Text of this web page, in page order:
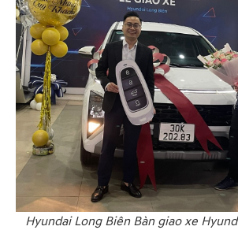
Hyundai Long Biên Bàn giao xe